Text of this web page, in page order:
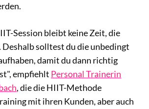
Session bleibt keine Zeit, die
Deshalb solltest du die unbedingt
damit du dann richtig
empfiehlt Personal Trainerin
, die die HIIT-Methode
mit ihren Kunden, aber auch